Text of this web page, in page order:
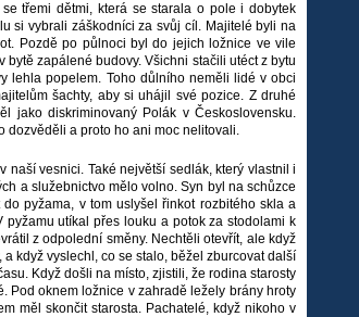
třemi dětmi, která se starala o pole i dobytek
si vybrali záškodníci za svůj cíl. Majitelé byli na
Pozdě po půlnoci byl do jejich ložnice ve vile
zapálené budovy. Všichni stačili utéct z bytu
lehla popelem. Toho důlního neměli lidé v obci
šachty, aby si uhájil své pozice. Z druhé
jako diskriminovaný Polák v Československu.
dozvěděli a proto ho ani moc nelitovali.
vesnici. Také největší sedlák, který vlastnil i
a služebnictvo mělo volno. Syn byl na schůzce
pyžama, v tom uslyšel řinkot rozbitého skla a
utíkal přes louku a potok za stodolami k
z odpolední směny. Nechtěli otevřít, ale když
když vyslechl, co se stalo, běžel zburcovat další
Když došli na místo, zjistili, že rodina starosty
Pod oknem ložnice v zahradě ležely brány hroty
měl skončit starosta. Pachatelé, když nikoho v